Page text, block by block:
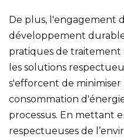
De plus, l'engagement
développement
pratiques de traitement
les solutions
s'efforcent de minimiser
consommation
processus. En mettant
respectueuses de